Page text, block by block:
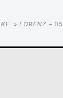
» LORENZ –